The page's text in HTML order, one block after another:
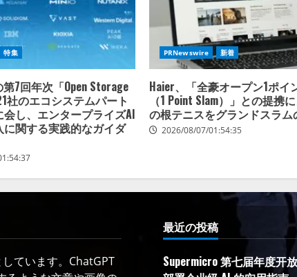
特集
7回年次「Open Storage
社のエコシステムパート
し、エンタープライズAI
関する実践的なガイダ
PRNewswire 新着
Haier、「全豪オープン1ポイ
（1 Point Slam）」との提携
の根テニスをグランドスラム
2026/08/07/01:54:35
ています。ChatGPT
最近の投稿
Supermicro 第七届年度开